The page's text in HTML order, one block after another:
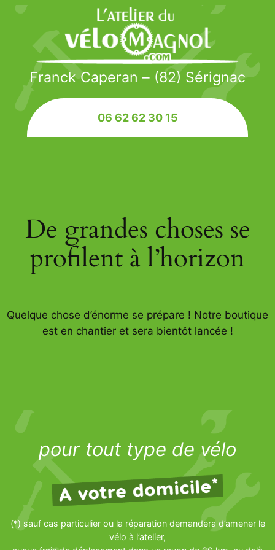
Franck Caperan – (82) Sérignac
06 62 62 30 15
De grandes choses se
profilent à l’horizon
Quelque chose d’énorme se prépare ! Notre boutique
est en chantier et sera bientôt lancée !
pour tout type de vélo
(*) sauf cas particulier ou la réparation demandera d’amener le
vélo à l’atelier,